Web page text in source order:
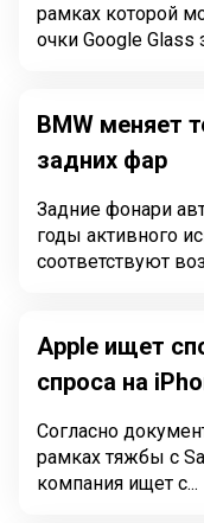
рамках которой
очки Google Glass
BMW меняет
задних фар
Задние фонари
годы активного
соответствуют
Apple ищет
спроса на
Согласно
рамках тяжбы с
компания ищет с...